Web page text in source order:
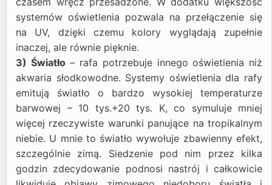
systemów oświetlenia pozwala na przełączenie się
na UV, dzięki czemu kolory wyglądają zupełnie
inaczej, ale równie pięknie.
3) Światło– rafa potrzebuje innego oświetlenia niż
akwaria słodkowodne. Systemy oświetlenia dla rafy
emitują światło o bardzo wysokiej temperaturze
barwowej – 10 tys.+20 tys. K, co symuluje mniej
więcej rzeczywiste warunki panujące na tropikalnym
niebie. U mnie to światło wywołuje zbawienny efekt,
szczególnie zimą. Siedzenie pod nim przez kilka
godzin zdecydowanie podnosi nastrój i całkowicie